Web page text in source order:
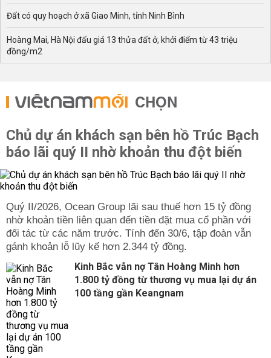
hoạch có chức năng sử dụng: Đất cây xanh, đất mặt
nước, đất công cộng, đất giao thông, đất làm bệnh viện,
đất trường học, đất làm trạm bơm...
chức năng ở, hoặc sẽ được giải tỏa khi nhà nước sử
dụng đến theo quy hoạch.
Đất có quy hoạch ở xã Giao Minh, tỉnh Ninh Bình
Hoàng Mai, Hà Nội đấu giá 13 thửa đất ở, khởi điểm từ 43 triệu
đồng/m2
CHỌN
Chủ dự án khách sạn bên hồ Trúc Bạch
báo lãi quý II nhờ khoản thu đột biến
Quý II/2026, Ocean Group lãi sau thuế hơn 15 tỷ đồng
nhờ khoản tiền liên quan đến tiền đặt mua cổ phần với
đối tác từ các năm trước. Tính đến 30/6, tập đoàn vẫn
gánh khoản lỗ lũy kế hơn 2.344 tỷ đồng.
Kinh Bắc vẫn nợ Tân Hoàng Minh hơn
1.800 tỷ đồng từ thương vụ mua lại dự án
100 tầng gần Keangnam